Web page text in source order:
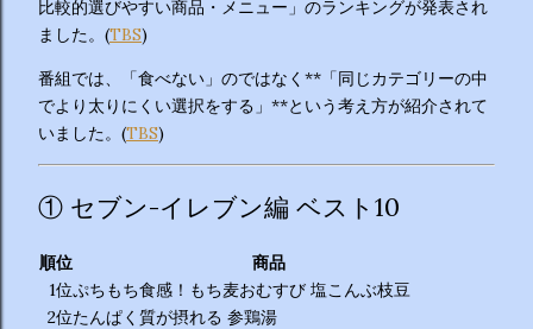
比較的選びやすい商品・メニュー」のランキングが発表され
ました。(TBS)
番組では、「食べない」のではなく**「同じカテゴリーの中
でより太りにくい選択をする」**という考え方が紹介されて
いました。(TBS)
① セブン-イレブン編 ベスト10
順位
商品
1位ぷちもち食感！もち麦おむすび 塩こんぶ枝豆
2位たんぱく質が摂れる 参鶏湯